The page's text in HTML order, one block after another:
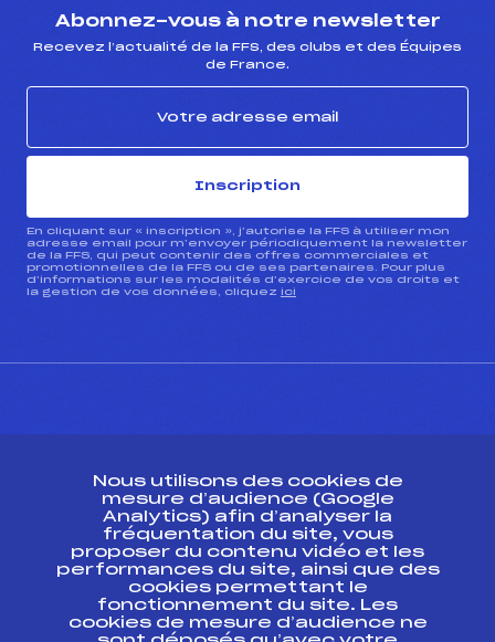
Abonnez-vous à notre newsletter
Recevez l’actualité de la FFS, des clubs et des Équipes
de France.
Inscription
En cliquant sur « inscription », j’autorise la FFS à utiliser mon
adresse email pour m’envoyer périodiquement la newsletter
de la FFS, qui peut contenir des offres commerciales et
promotionnelles de la FFS ou de ses partenaires. Pour plus
d’informations sur les modalités d’exercice de vos droits et
la gestion de vos données, cliquez ici
ESPACE PRESSE
Ressources
Pass’Neige
Projet sportif fédéral
Projet de performance fédéral
Nous utilisons des cookies de
mesure d’audience (Google
Analytics) afin d’analyser la
fréquentation du site, vous
proposer du contenu vidéo et les
performances du site, ainsi que des
cookies permettant le
fonctionnement du site. Les
cookies de mesure d’audience ne